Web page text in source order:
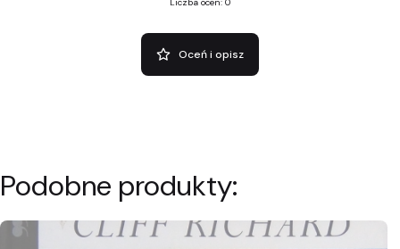
Oceń i opisz
Podobne produkty: